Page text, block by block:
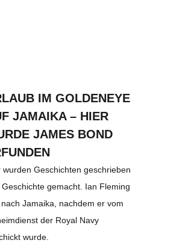
IM GOLDENEYE
JAMAIKA – HIER
JAMES BOND
wurden Geschichten geschrieben
Geschichte gemacht. Ian Fleming
Jamaika, nachdem er vom
der Royal Navy
wurde.